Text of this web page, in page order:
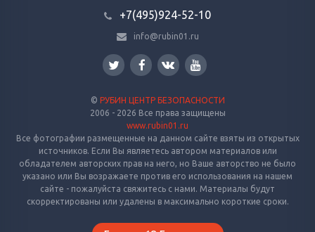
+7(495)924-52-10
info@rubin01.ru
© РУБИН ЦЕНТР БЕЗОПАСНОСТИ
2006 - 2026 Все права защищены
www.rubin01.ru
Все фотографии размещенные на данном сайте взяты из открытых
источников. Если Вы являетесь автором материалов или
обладателем авторских прав на него, но Ваше авторство не было
указано или Вы возражаете против его использования на нашем
сайте - пожалуйста свяжитесь с нами. Материалы будут
скорректированы или удалены в максимально короткие сроки.